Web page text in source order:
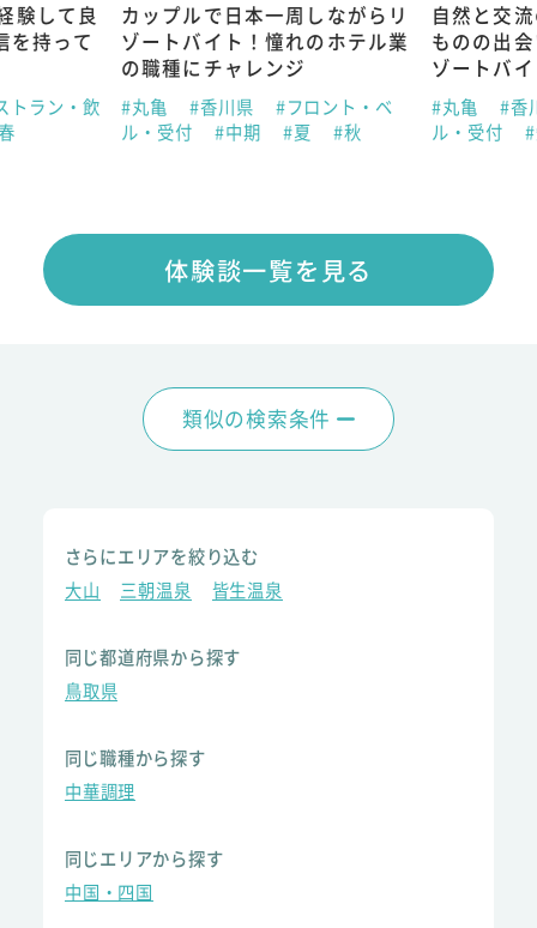
験して良
を持って
トラン・飲
カップルで日本一周しながらリ
ゾートバイト！憧れのホテル業
の職種にチャレンジ
#丸亀 #香川県
#フロント・ベ
ル・受付
#中期 #夏 #秋
自然と交
ものの出
ゾートバ
#丸亀
#香
ル・受付
体験談一覧を見る
類似の検索条件
さらにエリアを絞り込む
大山
三朝温泉 皆生温泉
同じ都道府県から探す
鳥取県
同じ職種から探す
中華調理
同じエリアから探す
中国・四国